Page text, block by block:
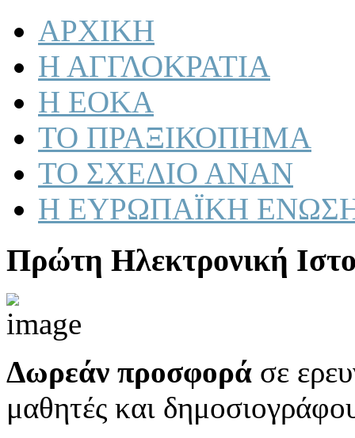
ΑΡΧΙΚΗ
Η ΑΓΓΛΟΚΡΑΤΙΑ
Η ΕΟΚΑ
ΤΟ ΠΡΑΞΙΚΟΠΗΜΑ
ΤΟ ΣΧΕΔΙΟ ΑΝΑΝ
Η ΕΥΡΩΠΑΪΚΗ
Πρώτη Ηλεκτρονική
Δωρεάν προσφορά σε
μαθητές και